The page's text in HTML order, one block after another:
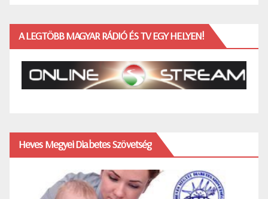
A LEGTÖBB MAGYAR RÁDIÓ ÉS TV EGY HELYEN!
Heves Megyei Diabetes Szövetség